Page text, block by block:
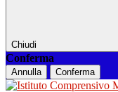
Chiudi
Conferma
Annulla Conferma